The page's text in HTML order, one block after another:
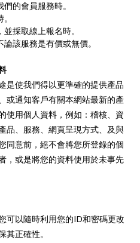
的會員服務時。
採取線上報名時。
該服務是有價或無價。
是使我們得以更準確的提供產品
或通知客戶有關本網站最新的產
使用個人資料，例如：稽核、資
品、服務、網頁呈現方式、及與
同意前，絕不會將您所登錄的個
，或是將您的資料使用於未事先
可以隨時利用您的ID和密碼更改
其正確性。